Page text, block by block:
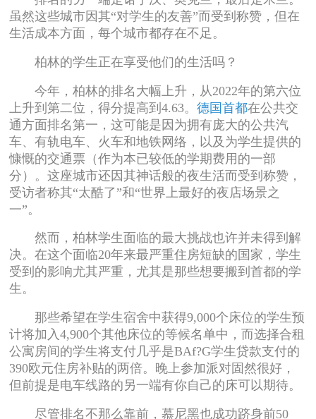
虽然这些城市因其“对学生的友善”而受到称赞，但在
生活成本方面，每个城市都存在不足。
柏林的学生正在享受他们的生活吗？
今年，柏林的排名大幅上升，从2022年的第六位
上升到第二位，得分提高到4.63。德国首都在公共交
通方面排名第一，这可能是因为拥有庞大的公共汽
车、有轨电车、火车和地铁网络，以及为学生提供的
慷慨的交通票（作为本已较低的学期费用的一部
分）。这座城市还因其神话般的夜生活而受到称赞，
受访者称其“太酷了”和“世界上最好的夜店场景之
一”。
然而，柏林学生面临的最大挑战也许并未得到解
决。在这个面临20年来最严重住房短缺的国家，学生
受到的影响尤其严重，尤其是那些想要搬到首都的学
生。
那些希望在学生宿舍中获得9,000个床位的学生预
计将加入4,900个其他床位的等候名单中，而选择合租
公寓房间的学生将支付几乎是BAf?G学生贷款支付的
390欧元住房补贴的两倍。晚上参加派对固然很好，
但前提是电车线路的另一端有你自己的床可以期待。
尽管排名不那么靠前，慕尼黑也成功跻身前50